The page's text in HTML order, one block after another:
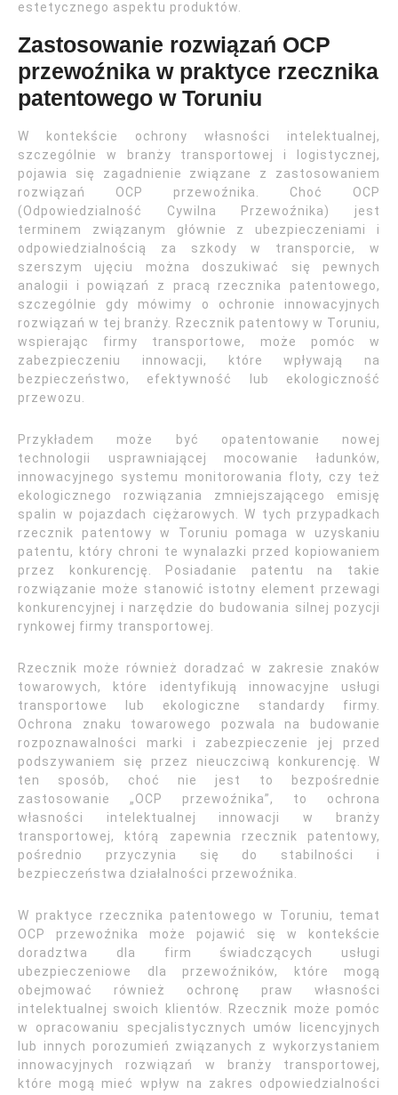
estetycznego aspektu produktów.
Zastosowanie rozwiązań OCP
przewoźnika w praktyce rzecznika
patentowego w Toruniu
W kontekście ochrony własności intelektualnej,
szczególnie w branży transportowej i logistycznej,
pojawia się zagadnienie związane z zastosowaniem
rozwiązań OCP przewoźnika. Choć OCP
(Odpowiedzialność Cywilna Przewoźnika) jest
terminem związanym głównie z ubezpieczeniami i
odpowiedzialnością za szkody w transporcie, w
szerszym ujęciu można doszukiwać się pewnych
analogii i powiązań z pracą rzecznika patentowego,
szczególnie gdy mówimy o ochronie innowacyjnych
rozwiązań w tej branży. Rzecznik patentowy w Toruniu,
wspierając firmy transportowe, może pomóc w
zabezpieczeniu innowacji, które wpływają na
bezpieczeństwo, efektywność lub ekologiczność
przewozu.
Przykładem może być opatentowanie nowej
technologii usprawniającej mocowanie ładunków,
innowacyjnego systemu monitorowania floty, czy też
ekologicznego rozwiązania zmniejszającego emisję
spalin w pojazdach ciężarowych. W tych przypadkach
rzecznik patentowy w Toruniu pomaga w uzyskaniu
patentu, który chroni te wynalazki przed kopiowaniem
przez konkurencję. Posiadanie patentu na takie
rozwiązanie może stanowić istotny element przewagi
konkurencyjnej i narzędzie do budowania silnej pozycji
rynkowej firmy transportowej.
Rzecznik może również doradzać w zakresie znaków
towarowych, które identyfikują innowacyjne usługi
transportowe lub ekologiczne standardy firmy.
Ochrona znaku towarowego pozwala na budowanie
rozpoznawalności marki i zabezpieczenie jej przed
podszywaniem się przez nieuczciwą konkurencję. W
ten sposób, choć nie jest to bezpośrednie
zastosowanie „OCP przewoźnika”, to ochrona
własności intelektualnej innowacji w branży
transportowej, którą zapewnia rzecznik patentowy,
pośrednio przyczynia się do stabilności i
bezpieczeństwa działalności przewoźnika.
W praktyce rzecznika patentowego w Toruniu, temat
OCP przewoźnika może pojawić się w kontekście
doradztwa dla firm świadczących usługi
ubezpieczeniowe dla przewoźników, które mogą
obejmować również ochronę praw własności
intelektualnej swoich klientów. Rzecznik może pomóc
w opracowaniu specjalistycznych umów licencyjnych
lub innych porozumień związanych z wykorzystaniem
innowacyjnych rozwiązań w branży transportowej,
które mogą mieć wpływ na zakres odpowiedzialności